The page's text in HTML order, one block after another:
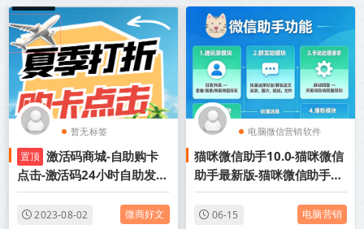
暂无标签
置顶 激活码商城-自助购卡
点击-激活码24小时自助发卡
地址
2023-08-02 微商好文
电脑微信营销软件
电脑版微信加人
猫咪微信助手10.0-猫咪微信
助手最新版-猫咪微信助手群
发软件-猫咪微信助手9.0-猫
咪微信助手激活码授权
06-15 电脑营销